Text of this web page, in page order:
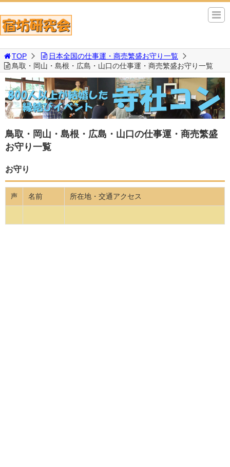
TOP
日本全国の仕事運・商売繁盛お守り一覧
鳥取・岡山・島根・広島・山口の仕事運・商売繁盛お守り一覧
鳥取・岡山・島根・広島・山口の仕事運・商売繁盛
お守り一覧
お守り
声 名前 所在地・交通アクセス